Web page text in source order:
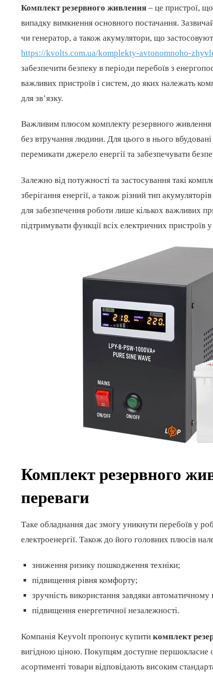
Комплект резервного живлення – це пристрої,
випадку вимкнення основного постачання.
чи генератор, а також акумулятори, що
https://kvolts.com.ua/komplekty-avtonomnoho-
забезпечити безпеку в періоди перебоїв з
важливих пристроїв і систем, до яких належать
для зв’язку.
Важливим плюсом комплекту резервного живлення
без втручання людини. Для цього в нього
перемикати джерело енергії та забезпечувати
Залежно від потужності та застосування такі
зберігання енергії, а також різний тип
для забезпечення роботи лише кількох важливих
підтримувати функції всіх електричних пристроїв
Комплект резервного
переваги
Таке обладнання дає змогу уникнути перебоїв у
електроенергії. Також до його головних плюсів
зниження ризику пошкодження техніки;
підвищення рівня комфорту;
зручність використання завдяки
підвищення енергетичної незалежності.
Компанія Keyvolt пропонує купити комплект
вигідною ціною. Покупцям доступне першокласне
асортименті товари відповідають високим